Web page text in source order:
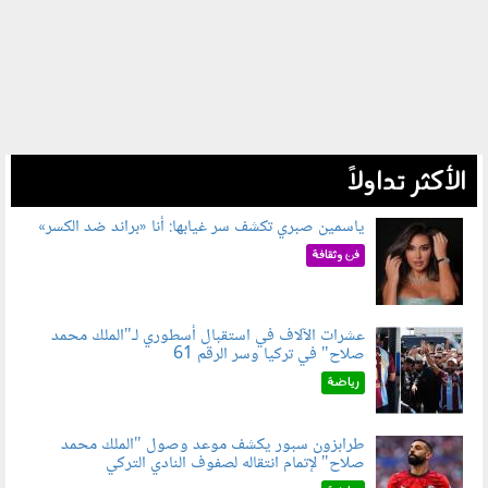
الأكثر تداولاً
050802.jpg
ياسمين صبري تكشف سر غيابها: أنا «براند ضد الكسر»
فن وثقافة
050803.jpg
عشرات الآلاف في استقبال أسطوري لـ"الملك محمد
صلاح" في تركيا وسر الرقم 61
رياضة
050801.jpg
طرابزون سبور يكشف موعد وصول "الملك محمد
صلاح" لإتمام انتقاله لصفوف النادي التركي